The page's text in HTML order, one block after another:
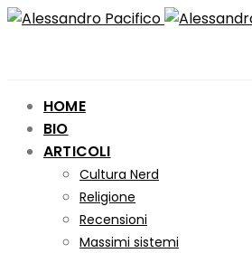
HOME
BIO
ARTICOLI
Cultura Nerd
Religione
Recensioni
Massimi sistemi